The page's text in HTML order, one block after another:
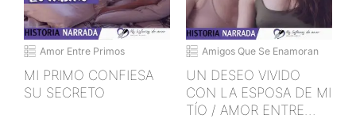
Amor Entre Primos
MI PRIMO CONFIESA
SU SECRETO
Amigos Que Se Enamoran
UN DESEO VIVIDO
CON LA ESPOSA DE MI
TÍO / AMOR ENTRE